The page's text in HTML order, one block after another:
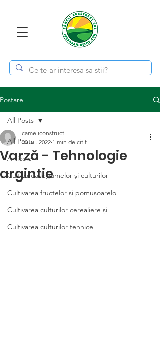
Postare
All Posts
Articole
Cultivarea legumelor și culturilor
Cultivarea fructelor și pomușoarelo
Cultivarea culturilor cerealiere și
Cultivarea culturilor tehnice
All Posts
Varză - Tehnologie
argintie
cameliconstruct
30 iul. 2022 1 min de citit